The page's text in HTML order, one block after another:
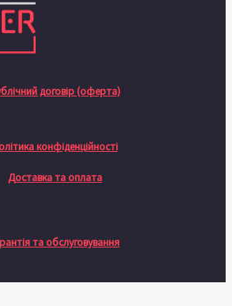
договір (оферта)
конфіденційності
Доставка та оплата
та обслуговування